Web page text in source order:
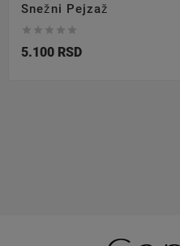
Snežni Pejzaž
    
5.100 RSD